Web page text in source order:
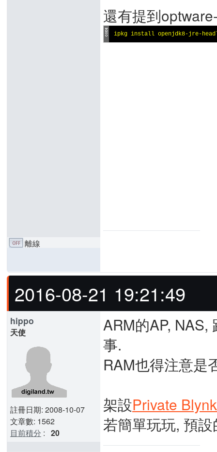
還有提到
ipkg install openjdk8-jre-
離線
2016-08-21 19:21:49
hippo
天使
註冊日期: 2008-10-07
文章數: 1562
目前積分 : 20
ARM的AP, NAS,
事.
RAM也得注意是
架設Private
若簡單玩玩, 預